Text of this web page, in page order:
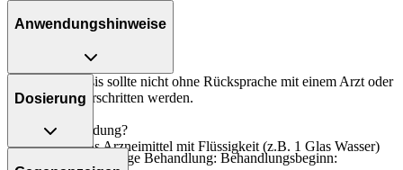
Anwendungshinweise
Die Gesamtdosis sollte nicht ohne Rücksprache mit einem Arzt oder
Apotheker überschritten werden.
Art der Anwendung?
Nehmen Sie das Arzneimittel mit Flüssigkeit (z.B. 1 Glas Wasser)
Dosierung
Epilepsie - als alleinige Behandlung: Behandlungsbeginn: